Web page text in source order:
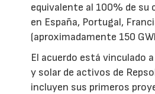
equivalente al 100% de su
en España, Portugal,
(aproximadamente 150
El acuerdo está vinculado
y solar de activos de
incluyen sus primeros